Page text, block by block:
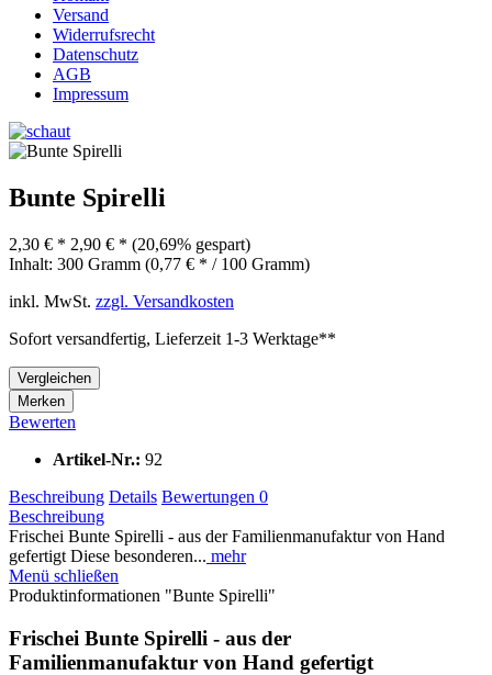
Versand
Widerrufsrecht
Datenschutz
AGB
Impressum
Bunte Spirelli
2,30 € * 2,90 € * (20,69% gespart)
Inhalt: 300 Gramm (0,77 € * / 100 Gramm)
inkl. MwSt. zzgl. Versandkosten
Sofort versandfertig, Lieferzeit 1-3 Werktage**
Vergleichen
Merken
Bewerten
Artikel-Nr.: 92
Beschreibung Details Bewertungen 0
Beschreibung
Frischei Bunte Spirelli - aus der Familienmanufaktur von Hand
gefertigt Diese besonderen... mehr
Menü schließen
Produktinformationen "Bunte Spirelli"
Frischei Bunte Spirelli - aus der
Familienmanufaktur von Hand gefertigt